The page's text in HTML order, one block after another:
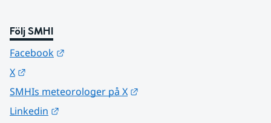
Följ SMHI
Facebook
X
SMHIs meteorologer på X
Linkedin